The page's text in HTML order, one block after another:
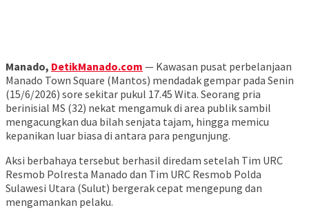
Manado, DetikManado.com — Kawasan pusat perbelanjaan
Manado Town Square (Mantos) mendadak gempar pada Senin
(15/6/2026) sore sekitar pukul 17.45 Wita. Seorang pria
berinisial MS (32) nekat mengamuk di area publik sambil
mengacungkan dua bilah senjata tajam, hingga memicu
kepanikan luar biasa di antara para pengunjung.
Aksi berbahaya tersebut berhasil diredam setelah Tim URC
Resmob Polresta Manado dan Tim URC Resmob Polda
Sulawesi Utara (Sulut) bergerak cepat mengepung dan
mengamankan pelaku.